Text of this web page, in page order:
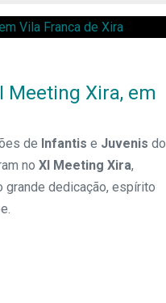
Meeting Xira, em
de Infantis e Juvenis do
no XI Meeting Xira,
grande dedicação, espírito